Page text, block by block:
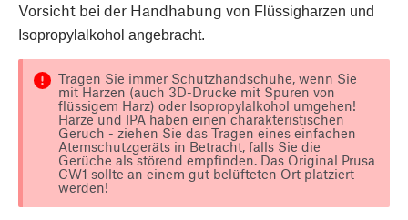
Vorsicht bei der Handhabung von Flüssigharzen und
Isopropylalkohol angebracht.
Tragen Sie immer Schutzhandschuhe, wenn Sie
mit Harzen (auch 3D-Drucke mit Spuren von
flüssigem Harz) oder Isopropylalkohol umgehen!
Harze und IPA haben einen charakteristischen
Geruch - ziehen Sie das Tragen eines einfachen
Atemschutzgeräts in Betracht, falls Sie die
Gerüche als störend empfinden. Das Original Prusa
CW1 sollte an einem gut belüfteten Ort platziert
werden!